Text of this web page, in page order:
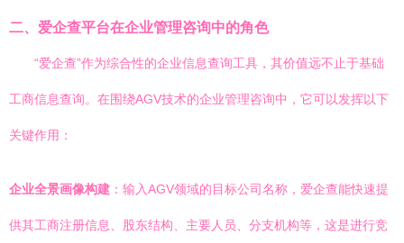
二、爱企查平台在企业管理咨询中的角色
“爱企查”作为综合性的企业信息查询工具，其价值远不止于基础
工商信息查询。在围绕AGV技术的企业管理咨询中，它可以发挥以下
关键作用：
企业全景画像构建 ：输入AGV领域的目标公司名称，爱企查能快速提
供其工商注册信息、股东结构、主要人员、分支机构等，这是进行竞